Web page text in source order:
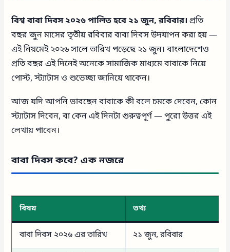
বিশ্ব বাবা দিবস ২০২৬ পালিত হবে ২১ জুন, রবিবার। প্রতি
বছর জুন মাসের তৃতীয় রবিবার বাবা দিবস উদযাপন করা হয় —
এই নিয়মেই ২০২৬ সালে তারিখ পড়েছে ২১ জুন। বাংলাদেশেও
প্রতি বছর এই দিনেই অনেকে সামাজিক মাধ্যমে বাবাকে নিয়ে
পোস্ট, স্ট্যাটাস ও শুভেচ্ছা জানিয়ে থাকেন।
আজ যদি আপনি ভাবছেন বাবাকে কী বলে চমকে দেবেন, কোন
স্ট্যাটাস দিবেন, বা কেন এই দিনটা গুরুত্বপূর্ণ — পুরো উত্তর এই
লেখায় পাবেন।
বাবা দিবস কবে? এক নজরে
বিষয় তথ্য
বাবা দিবস ২০২৬ এর তারিখ ২১ জুন, রবিবার